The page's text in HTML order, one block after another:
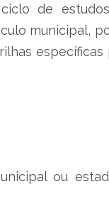
de
municipal,
específicas
ou